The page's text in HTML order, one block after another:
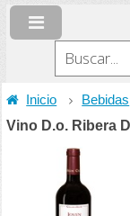
Inicio Bebidas
Vino D.o. Ribera